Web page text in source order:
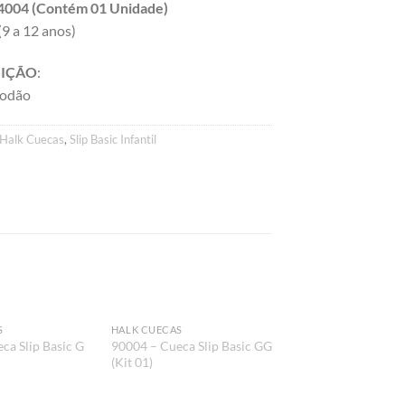
(Contém 01 Unidade)
a 12 anos)
:
Halk Cuecas,Slip Basic Infantil
Adicionar
aos meus
Slip Basic G
Adicionar
aos meus
HALK CUECAS
90004 – Cueca Slip Basic GG
(Kit 01)